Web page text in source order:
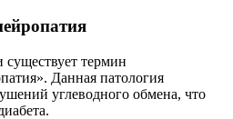
термин
Данная патология
углеводного обмена, что